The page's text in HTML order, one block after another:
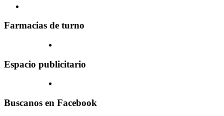
Farmacias de turno
Espacio publicitario
Buscanos en Facebook